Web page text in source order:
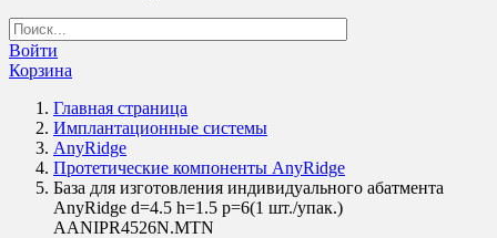
Войти
Корзина
Главная страница
Имплантационные системы
AnyRidge
Протетические компоненты AnyRidge
База для изготовления индивидуального абатмента
AnyRidge d=4.5 h=1.5 p=6(1 шт./упак.)
AANIPR4526N.MTN